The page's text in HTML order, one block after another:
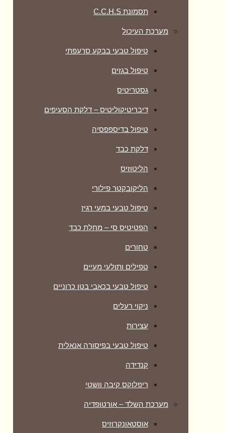
תסמונת C.C.H.S
מערכת העיכול
טיפול טבעי בבקע סרעפתי
טיפול בגזים
גסטריטיס
דיבריטיקוליטיס – דלקת הסעיפים
טיפול בדיספפסיה
דלקת כבד
הליטוזיס
הליקובקטר פילורי
טיפול טבעי במעי רגיז
הפטיטיס סי – מחלת כבד
טחורים
טפילים ותולעי מעיים
טיפול טבעי בכאבי בטן כרוניים
ניקוי רעלים
עצירות
טיפול טבעי בפיסורה אנאלית
קנדידה
ריפלוקס קיבה וושטי
מערכת השלד – אורטופדיה
אוסטאונקרוזיס